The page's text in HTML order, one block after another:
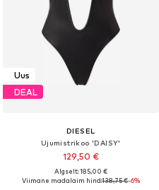
Uus
DEAL
DIESEL
Ujumistrikoo 'DAISY'
129,50 €
Algselt: 185,00 €
Viimane madalaim hind:138,75 €-6%